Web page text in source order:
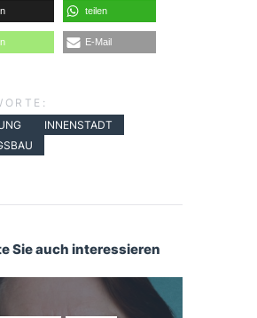
teilen
E-Mail
INNENSTADT
Sie auch interessieren